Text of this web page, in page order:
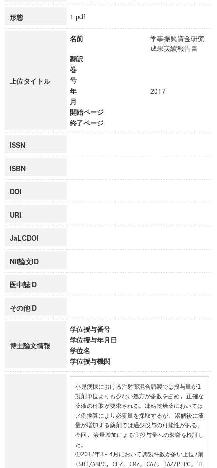
形態 1 pdf
上位タイトル
名前
学事振興資金研究
成果実績報告書
翻訳
巻
号
年
2017
月
開始ページ
終了ページ
ISSN
ISBN
DOI
URI
JaLCDOI
NII論文ID
医中誌ID
その他ID
博士論文情報
学位授与番号
学位授与年月日
学位名
学位授与機関
小児病棟における注射薬混合調製では投与量が1
製剤単位よりも少ない処方が多数を占め, 正確な
薬液の秤取が要求される。凍結乾燥薬においては
比例換算により必要量を採取するが, 溶解後に液
量が増加する薬剤では過少投与の可能性がある。
今回, 液量増加による実投与量への影響を検証し
た。
①2017年3～4月において調製件数が多い上位7剤
(SBT/ABPC, CEZ, CMZ, CAZ, TAZ/PIPC, TE